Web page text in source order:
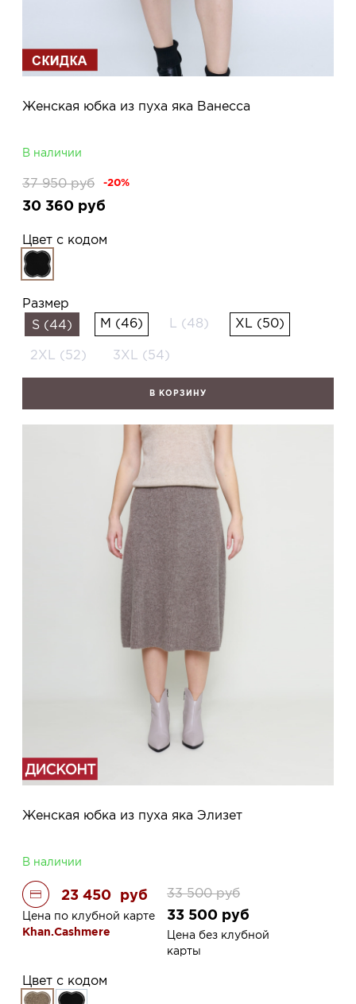
Женская юбка из пуха яка Ванесса
В наличии
37 950 руб -20%
30 360 руб
Цвет с кодом
Размер
S (44)
M (46) L (48) XL (50)
2XL (52) 3XL (54)
В КОРЗИНУ
Женская юбка из пуха яка Элизет
В наличии
23 450 руб
Цена по клубной карте
Khan.Cashmere
33 500 руб
33 500 руб
Цена без клубной
карты
Цвет с кодом